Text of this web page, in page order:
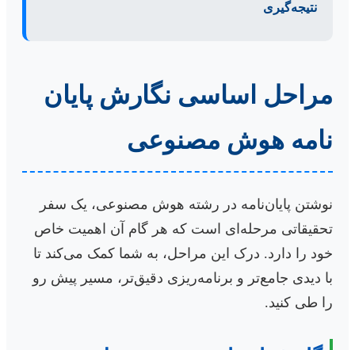
نتیجه‌گیری
مراحل اساسی نگارش پایان
نامه هوش مصنوعی
نوشتن پایان‌نامه در رشته هوش مصنوعی، یک سفر
تحقیقاتی مرحله‌ای است که هر گام آن اهمیت خاص
خود را دارد. درک این مراحل، به شما کمک می‌کند تا
با دیدی جامع‌تر و برنامه‌ریزی دقیق‌تر، مسیر پیش رو
را طی کنید.